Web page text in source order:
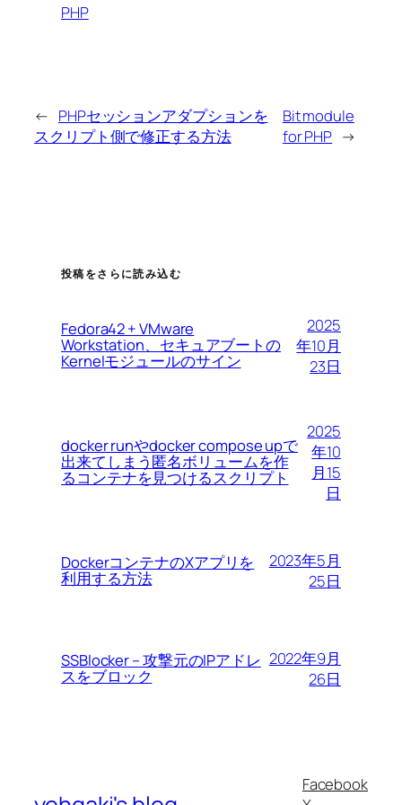
PHP
← PHPセッションアダプションを
スクリプト側で修正する方法
Bit module
for PHP →
投稿をさらに読み込む
Fedora42 + VMware
Workstation、セキュアブートの
Kernelモジュールのサイン
2025
年10月
23日
docker runやdocker compose upで
出来てしまう匿名ボリュームを作
るコンテナを見つけるスクリプト
2025
年10
月15
日
DockerコンテナのXアプリを
利用する方法
2023年5月
25日
SSBlocker – 攻撃元のIPアドレ
スをブロック
2022年9月
26日
Facebook